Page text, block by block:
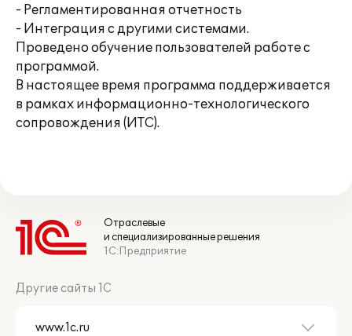
- Регламентированная отчетность
- Интеграция с другими системами.
Проведено обучение пользователей работе с
программой.
В настоящее время программа поддерживается
в рамках информационно-технологического
сопровождения (ИТС).
Отраслевые
и специализированные решения
1С:Предприятие
Другие сайты 1С